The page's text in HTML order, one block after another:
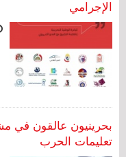
الإجرامي
بحرينيون عالقون في
تعليمات الحرب